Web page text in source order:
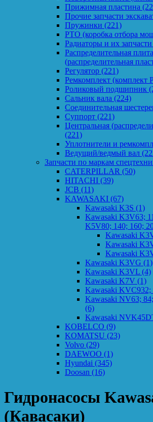
Прижимная пластина
Прочие запчасти
Пружинки (221)
PTO (коробка отбора
Радиаторы и их запчасти
Распределительная плита
(распределительная
Регулятор (221)
Ремкомплект (комплект
Роликовый подшипник
Сальник вала (224)
Соединительная
Суппорт (221)
Центральная
(221)
Уплотнители и
Ведущий/ведмый вал
Запчасти по маркам
CATERPILLAR (50)
HITACHI (39)
JCB (11)
KAWASAKI (67)
Kawasaki K3S (1)
Kawasaki K3V63;
K5V80; 140; 160;
Kawasaki
Kawasaki
Kawasaki
Kawasaki K3VG (1)
Kawasaki K3VL (4)
Kawasaki K7V (1)
Kawasaki KVC932;
Kawasaki NV63;
(6)
Kawasaki
KOBELCO (9)
KOMATSU (23)
Volvo (29)
DAEWOO (1)
Hyundai (345)
Doosan (16)
Гидронасосы
(Кавасаки)